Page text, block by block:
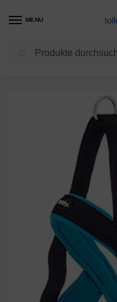
MENU
Hundegeschirr Produkte